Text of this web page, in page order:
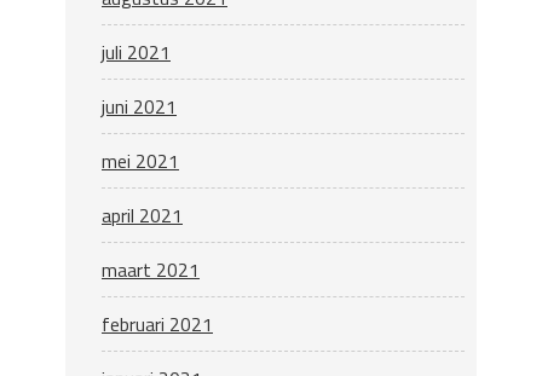
juli 2021
juni 2021
mei 2021
april 2021
maart 2021
februari 2021